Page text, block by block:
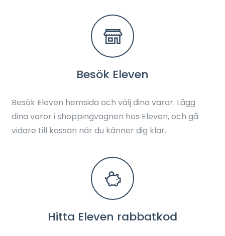
Besök Eleven
Besök Eleven hemsida och välj dina varor. Lägg
dina varor i shoppingvagnen hos Eleven, och gå
vidare till kassan när du känner dig klar.
Hitta Eleven rabbatkod